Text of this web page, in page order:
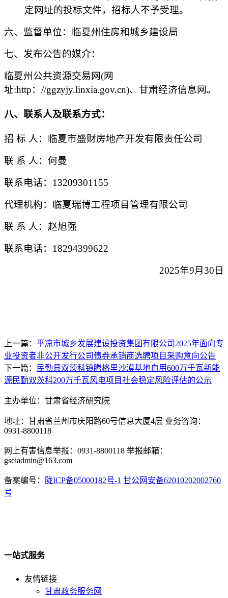
定网址的投标文件，招标人不予受理。
六、监督单位：临夏州住房和城乡建设局
七、发布公告的媒介：
临夏州公共资源交易网(网
址:http：//ggzyjy.linxia.gov.cn)、甘肃经济信息网。
八、联系人及联系方式：
招 标 人： 临夏市盛财房地产开发有限责任公司
联 系 人： 何曼
联系电话： 13209301155
代理机构：临夏瑞博工程项目管理有限公司
联 系 人： 赵旭强
联系电话： 18294399622
2025年9月 30 日
上一篇： 平凉市城乡发展建设投资集团有限公司2025年面向专
业投资者非公开发行公司债券承销商选聘项目采购意向公告
下一篇：
民勤县双茨科镇腾格里沙漠基地自用600万千瓦新能
源民勤双茨科200万千瓦风电项目社会稳定风险评估的公示
主办单位：甘肃省经济研究院
地址：甘肃省兰州市庆阳路60号信息大厦4层 业务咨询：
0931-8800118
网上有害信息举报：0931-8800118 举报邮箱：
gseiadmin@163.com
备案编号： 陇ICP备05000182号-1 甘公网安备62010202002760
号
一站式服务
友情链接
甘肃政务服务网